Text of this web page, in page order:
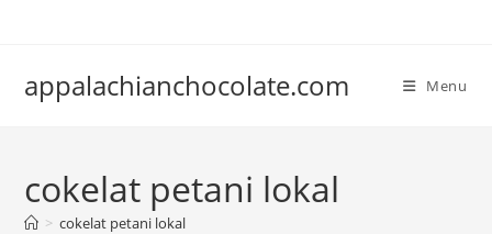
appalachianchocolate.com Menu
cokelat petani lokal
> cokelat petani lokal